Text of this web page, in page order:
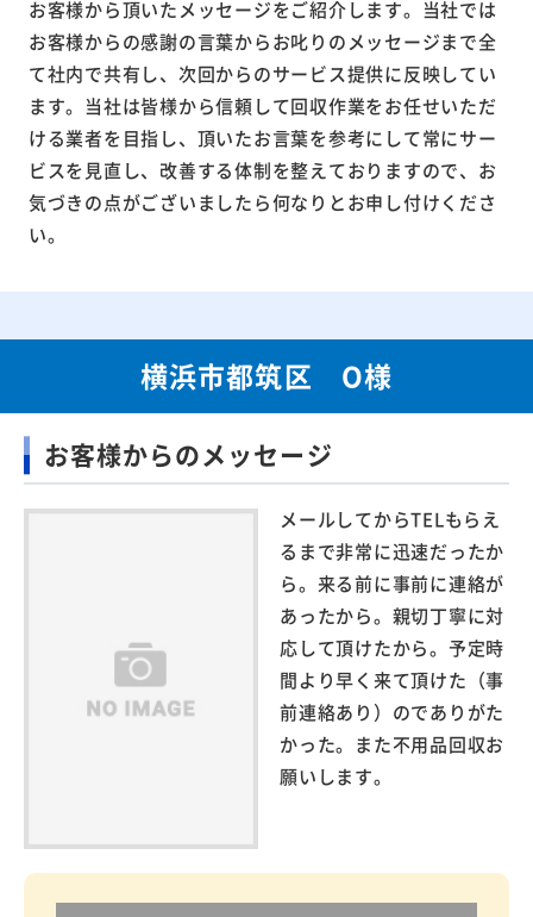
お客様から頂いたメッセージをご紹介します。当社では
お客様からの感謝の言葉からお叱りのメッセージまで全
て社内で共有し、次回からのサービス提供に反映してい
ます。当社は皆様から信頼して回収作業をお任せいただ
ける業者を目指し、頂いたお言葉を参考にして常にサー
ビスを見直し、改善する体制を整えておりますので、お
気づきの点がございましたら何なりとお申し付けくださ
い。
横浜市都筑区 O様
お客様からのメッセージ
メールしてからTELもらえ
るまで非常に迅速だったか
ら。来る前に事前に連絡が
あったから。親切丁寧に対
応して頂けたから。予定時
間より早く来て頂けた（事
前連絡あり）のでありがた
かった。また不用品回収お
願いします。